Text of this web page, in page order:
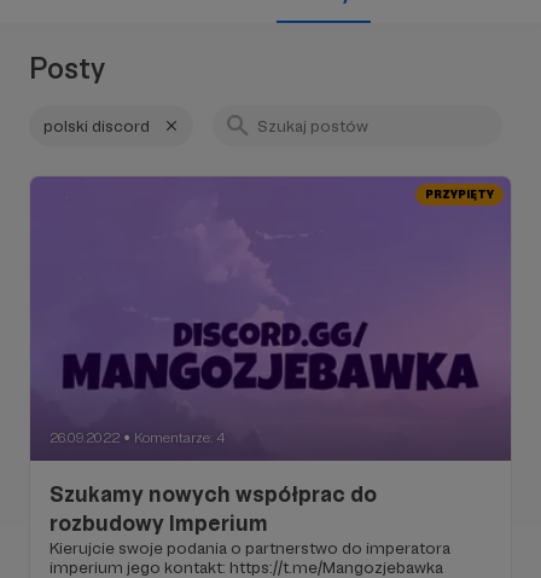
Posty
polski discord
PRZYPIĘTY
26.09.2022 ● Komentarze: 4
Szukamy nowych współprac do
rozbudowy Imperium
Kierujcie swoje podania o partnerstwo do imperatora
imperium jego kontakt: https://t.me/Mangozjebawka